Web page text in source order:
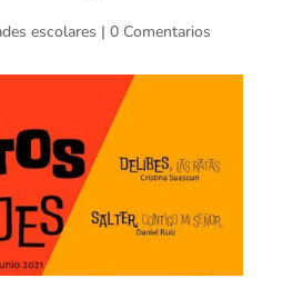
escolares | 0 Comentarios